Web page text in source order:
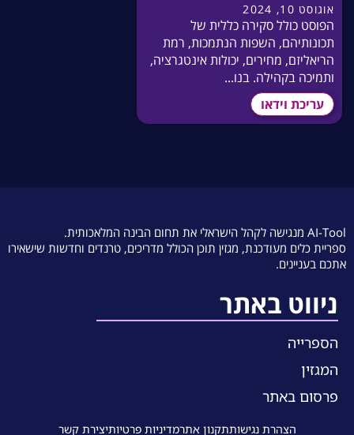
אוגוסט 10, 2024
הפוסט כולל סקירה כללית של
תכונותיהם, השפות הנתמכות, רמת
הריאליזם, מחירים, יכולות אינטגרציה,
ותמיכה בקהילה. בנו...
עריכת וידאו
AI-Tool מנגישה לקהל הישראלי את תחום הבינה המלאכותית.
ספריית כלים מעודכנת, מגזין תוכן הכולל מדריכים, טרנדים וחדשות שישאירו
אתכם בעניינים.
ניווט באתר
הספרייה
המגזין
פרסום באתר
הצהרת נגישותתקנון אתרמדיניות פרטיותיצירת קשר